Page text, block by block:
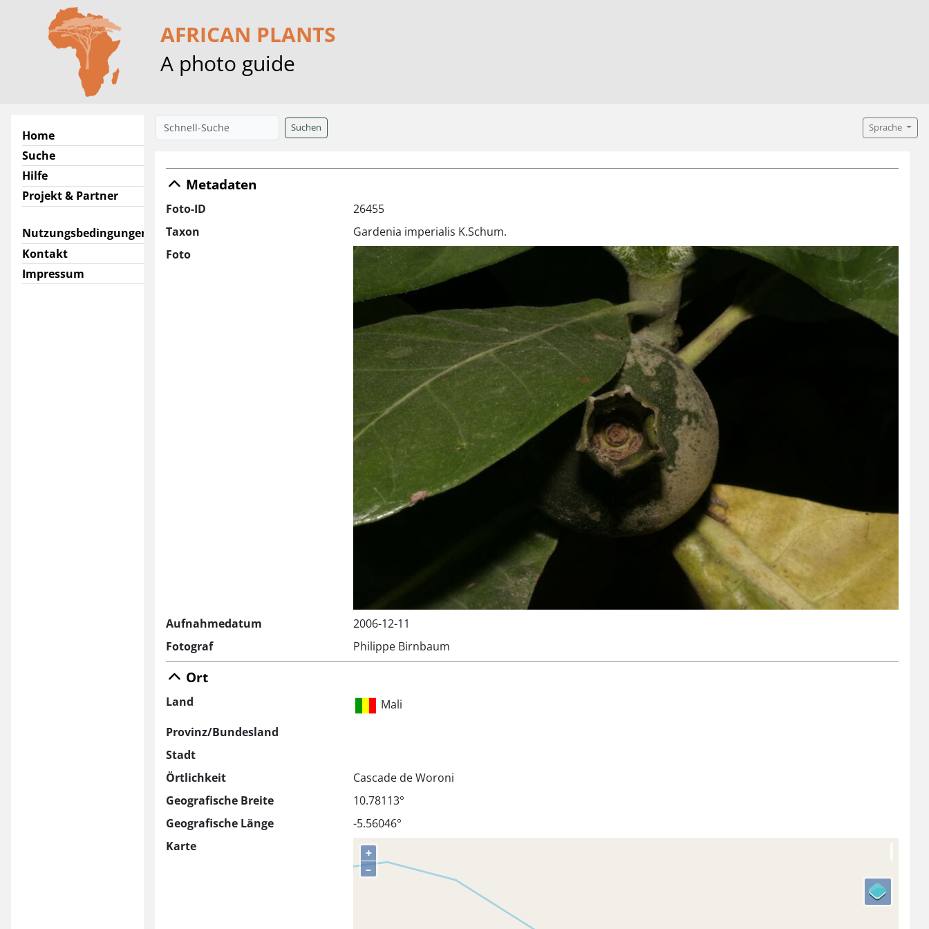
AFRICAN PLANTS
A photo guide
Home
Suche
Hilfe
Projekt & Partner
Nutzungsbedingungen
Kontakt
Impressum
Suchen Sprache
Metadaten
Foto-ID
26455
Taxon
Gardenia imperialis K.Schum.
Foto
Aufnahmedatum
2006-12-11
Fotograf
Philippe Birnbaum
Ort
Land
Mali
Provinz/Bundesland
Stadt
Örtlichkeit
Cascade de Woroni
Geografische Breite
10.78113°
Geografische Länge
-5.56046°
Karte
+
–